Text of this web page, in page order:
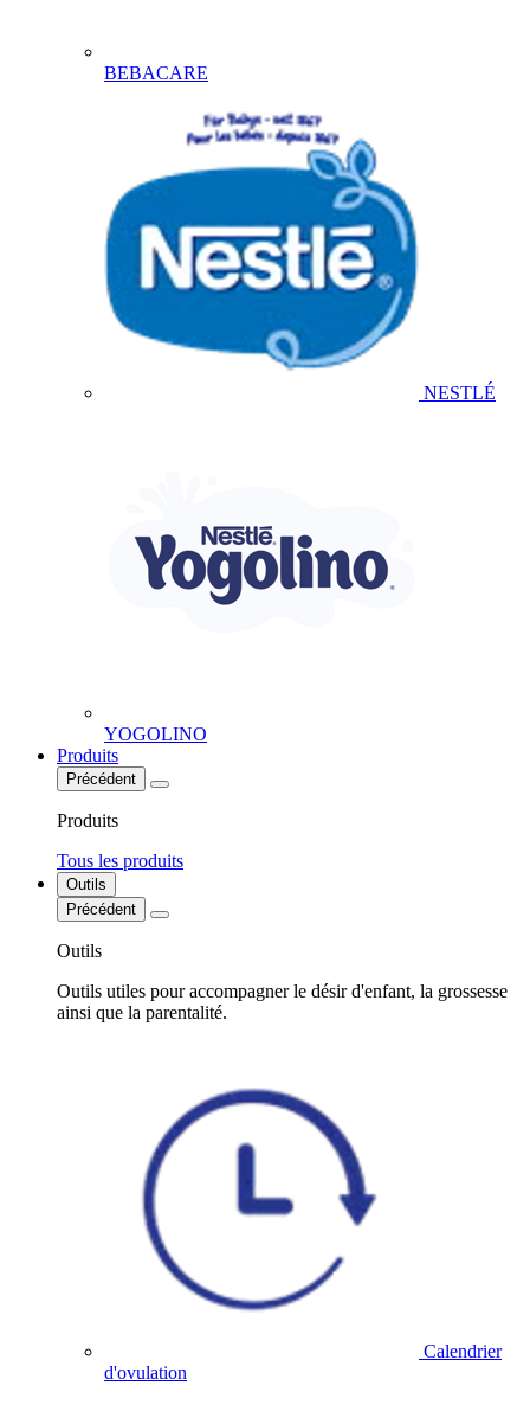
BEBACARE
NESTLÉ
YOGOLINO
Produits
Précédent
Produits
Tous les produits
Outils
Précédent
Outils
Outils utiles pour accompagner le désir d'enfant, la grossesse
ainsi que la parentalité.
Calendrier
d'ovulation